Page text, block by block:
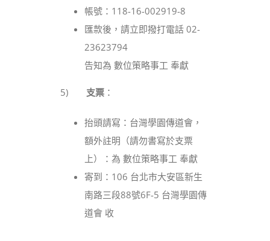
帳號：118-16-002919-8
匯款後，請立即撥打電話 02-
23623794
告知為 數位策略事工 奉獻
5) 支票 ：
抬頭請寫：台灣學園傳道會，
額外註明（請勿書寫於支票
上）：為 數位策略事工 奉獻
寄到：106 台北市大安區新生
南路三段88號6F-5 台灣學園傳
道會 收